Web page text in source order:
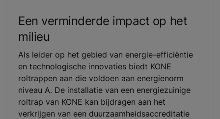
Een verminderde impact op het
milieu
Als leider op het gebied van energie-efficiëntie
en technologische innovaties biedt KONE
roltrappen aan die voldoen aan energienorm
niveau A. De installatie van een energiezuinige
roltrap van KONE kan bijdragen aan het
verkrijgen van een duurzaamheidsaccreditatie